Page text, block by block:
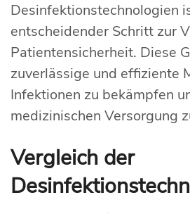
Desinfektionstechnologien
entscheidender Schritt zur
Patientensicherheit. Diese
zuverlässige und effiziente
Infektionen zu bekämpfen
medizinischen Versorgung
Vergleich der